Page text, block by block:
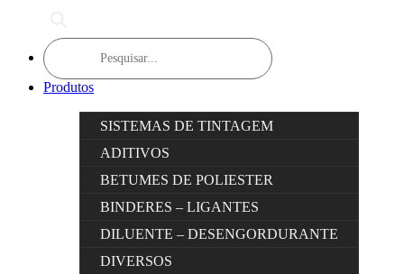
Products
search
Produtos
SISTEMAS DE TINTAGEM
ADITIVOS
BETUMES DE POLIESTER
BINDERES – LIGANTES
DILUENTE – DESENGORDURANTE
DIVERSOS